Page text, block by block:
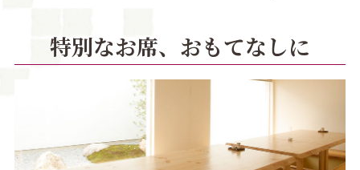
特別なお席、おもてなしに